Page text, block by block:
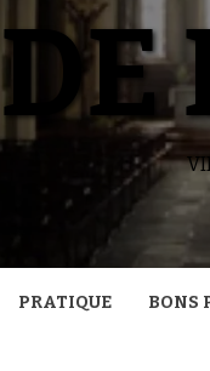
DE
PRATIQUE BONS